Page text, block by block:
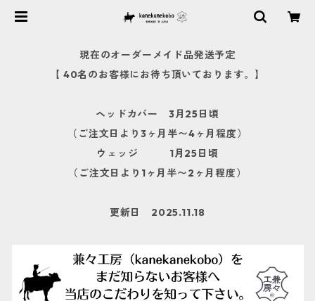
現在のオーダーメイド品発送予定
【 40名のお客様にお待ち頂いております。】
ヘッドカバー 3月25日頃
（ご注文日より3ヶ月半〜4ヶ月程度）
ウェッジ 1月25日頃
（ご注文日より1ヶ月半〜2ヶ月程度）
更新日 2025.11.18